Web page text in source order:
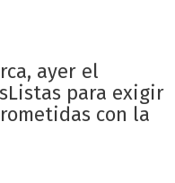
ayer el
para exigir
con la